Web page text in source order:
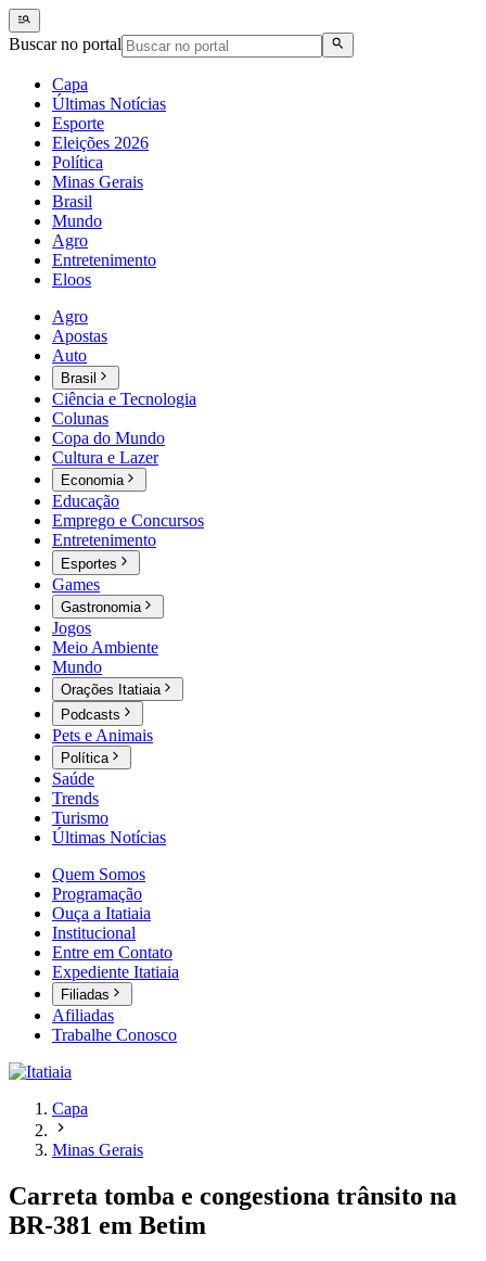
Buscar no portal
Capa
Últimas Notícias
Esporte
Eleições 2026
Política
Minas Gerais
Brasil
Mundo
Agro
Entretenimento
Eloos
Agro
Apostas
Auto
Brasil
Ciência e Tecnologia
Colunas
Copa do Mundo
Cultura e Lazer
Economia
Educação
Emprego e Concursos
Entretenimento
Esportes
Games
Gastronomia
Jogos
Meio Ambiente
Mundo
Orações Itatiaia
Podcasts
Pets e Animais
Política
Saúde
Trends
Turismo
Últimas Notícias
Quem Somos
Programação
Ouça a Itatiaia
Institucional
Entre em Contato
Expediente Itatiaia
Filiadas
Afiliadas
Trabalhe Conosco
Capa
Minas Gerais
Carreta tomba e congestiona trânsito na
BR-381 em Betim